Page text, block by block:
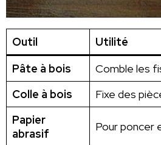
Outil
Utilité
Pâte à bois
Comble les
Colle à bois
Fixe des
Papier
abrasif
Pour poncer